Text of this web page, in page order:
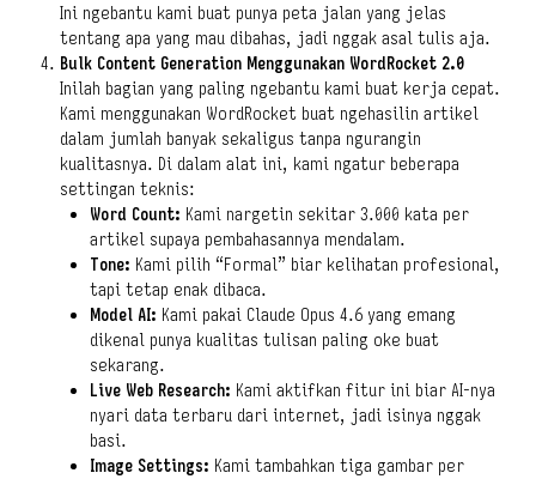
Ini ngebantu kami buat punya peta jalan yang jelas
tentang apa yang mau dibahas, jadi nggak asal tulis aja.
Bulk Content Generation Menggunakan WordRocket 2.0
Inilah bagian yang paling ngebantu kami buat kerja cepat.
Kami menggunakan WordRocket buat ngehasilin artikel
dalam jumlah banyak sekaligus tanpa ngurangin
kualitasnya. Di dalam alat ini, kami ngatur beberapa
settingan teknis:
Word Count: Kami nargetin sekitar 3.000 kata per
artikel supaya pembahasannya mendalam.
Tone: Kami pilih “Formal” biar kelihatan profesional,
tapi tetap enak dibaca.
Model AI: Kami pakai Claude Opus 4.6 yang emang
dikenal punya kualitas tulisan paling oke buat
sekarang.
Live Web Research: Kami aktifkan fitur ini biar AI-nya
nyari data terbaru dari internet, jadi isinya nggak
basi.
Image Settings: Kami tambahkan tiga gambar per